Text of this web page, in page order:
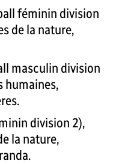
féminin division
de la nature,
masculin division
humaines,
division 2),
la nature,